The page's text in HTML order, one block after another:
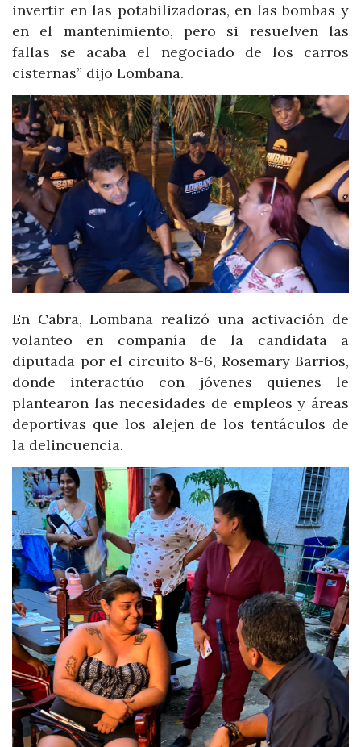
invertir en las potabilizadoras, en las bombas y
en el mantenimiento, pero si resuelven las
fallas se acaba el negociado de los carros
cisternas” dijo Lombana.
En Cabra, Lombana realizó una activación de
volanteo en compañía de la candidata a
diputada por el circuito 8-6, Rosemary Barrios,
donde interactúo con jóvenes quienes le
plantearon las necesidades de empleos y áreas
deportivas que los alejen de los tentáculos de
la delincuencia.